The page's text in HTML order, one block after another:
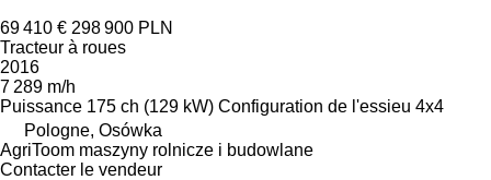
69 410 € 298 900 PLN
Tracteur à roues
2016
7 289 m/h
Puissance 175 ch (129 kW) Configuration de l'essieu 4x4
Pologne, Osówka
AgriToom maszyny rolnicze i budowlane
Contacter le vendeur